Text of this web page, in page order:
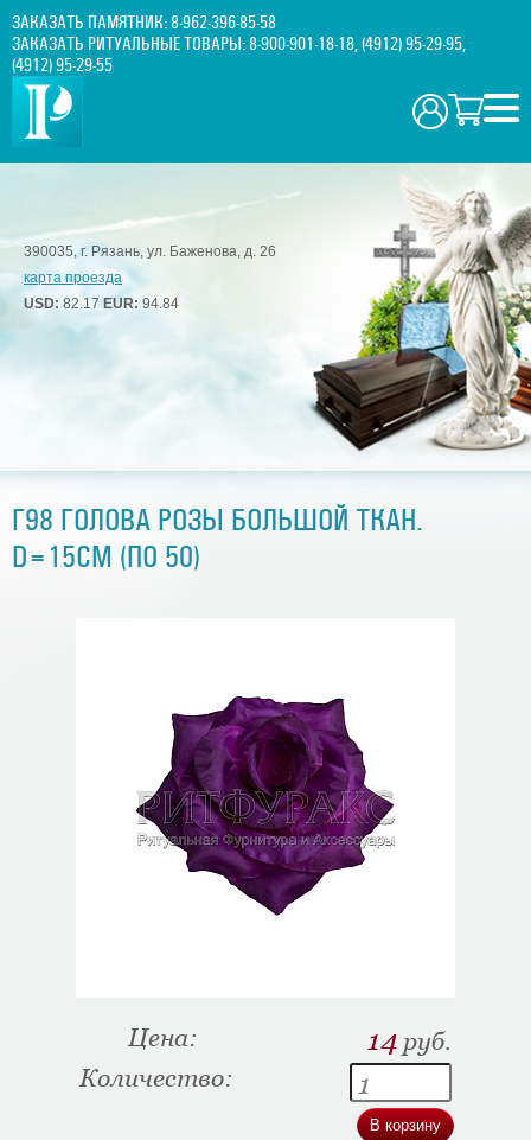
ЗАКАЗАТЬ ПАМЯТНИК:8-962-396-85-58
ЗАКАЗАТЬ РИТУАЛЬНЫЕ ТОВАРЫ:8-900-901-18-18,(4912) 95-29-95,
(4912) 95-29-55
390035, г. Рязань, ул. Баженова, д. 26
карта проезда
USD: 82.17 EUR: 94.84
Г98 ГОЛОВА РОЗЫ БОЛЬШОЙ ТКАН.
D=15СМ (ПО 50)
Цена: 14 руб.
Количество: